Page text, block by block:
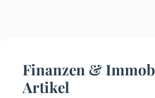
Finanzen &
Artikel